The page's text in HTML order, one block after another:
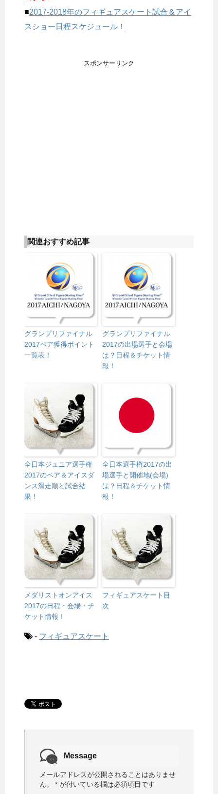
■2017-2018年のフィギュアスケート試合＆アイ
スショー日程スケジュール！
スポンサーリンク
関連おすすめ記事
グランプリファイナル
2017ペア獲得ポイント
一覧表！
グランプリファイナル
2017の出場選手と会場
は？日程＆チケット情
報！
全日本ジュニア選手権
2017のペア＆アイスダ
ンス滑走順と試合結
果！
全日本選手権2017の出
場選手と開催地(会場)
は？日程＆チケット情
報！
メダリストオンアイス
2017の日程・会場・チ
ケット情報！
フィギュアスケート目
次
- フィギュアスケート
Message
メールアドレスが公開されることはありませ
ん。
* が付いている欄は必須項目です